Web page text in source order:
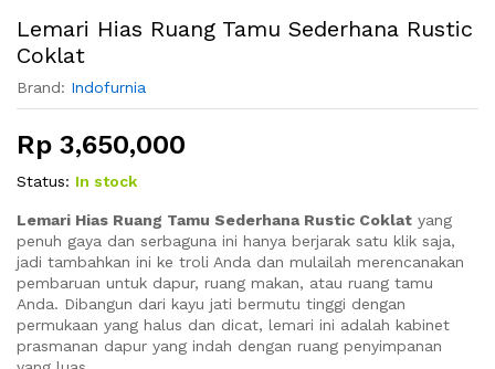
Lemari Hias Ruang Tamu Sederhana Rustic
Coklat
Brand: Indofurnia
Rp 3,650,000
Status: In stock
Lemari Hias Ruang Tamu Sederhana Rustic Coklat yang
penuh gaya dan serbaguna ini hanya berjarak satu klik saja,
jadi tambahkan ini ke troli Anda dan mulailah merencanakan
pembaruan untuk dapur, ruang makan, atau ruang tamu
Anda. Dibangun dari kayu jati bermutu tinggi dengan
permukaan yang halus dan dicat, lemari ini adalah kabinet
prasmanan dapur yang indah dengan ruang penyimpanan